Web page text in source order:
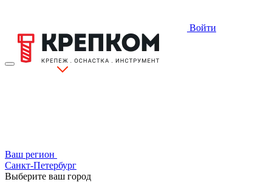
Войти
Ваш регион
Санкт-Петербург
Выберите ваш город